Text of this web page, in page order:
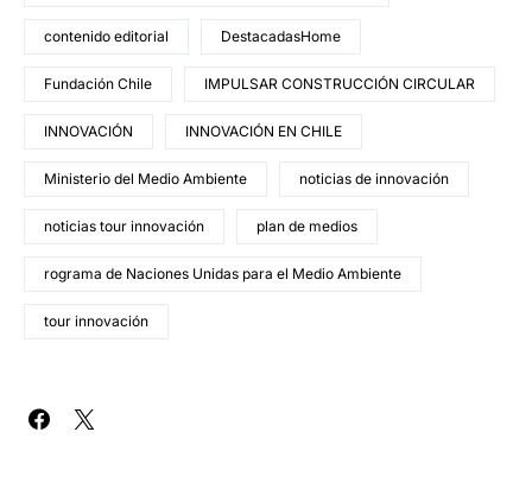
contenido editorial DestacadasHome
Fundación Chile IMPULSAR CONSTRUCCIÓN CIRCULAR
INNOVACIÓN INNOVACIÓN EN CHILE
Ministerio del Medio Ambiente noticias de innovación
noticias tour innovación plan de medios
rograma de Naciones Unidas para el Medio Ambiente
tour innovación